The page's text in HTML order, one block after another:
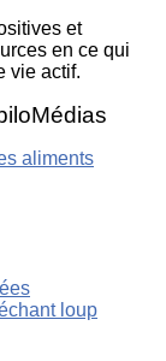
et
en ce qui
vie actif.
aliments
loup